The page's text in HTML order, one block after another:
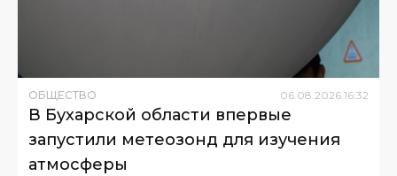
ОБЩЕСТВО 06.08.2026 16:32
В Бухарской области впервые
запустили метеозонд для изучения
атмосферы